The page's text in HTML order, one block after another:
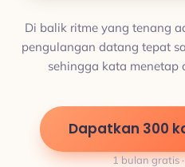
Di balik ritme yang tenang
pengulangan datang tepat
sehingga kata
Dapatkan 300
1 bulan gratis